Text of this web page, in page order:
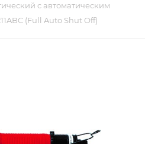
c автоматическим
(Full Auto Shut Off)